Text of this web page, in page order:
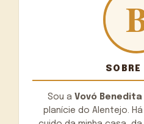
SOBRE
Sou a Vovó
planície do Alentejo.